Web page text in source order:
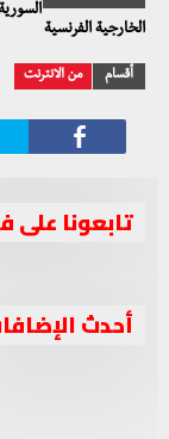
الخارجية الفرنسية
أقسام من الانترنت
تابعونا
أحدثجبهة السلام
الكوردستاني
جبهة السلام